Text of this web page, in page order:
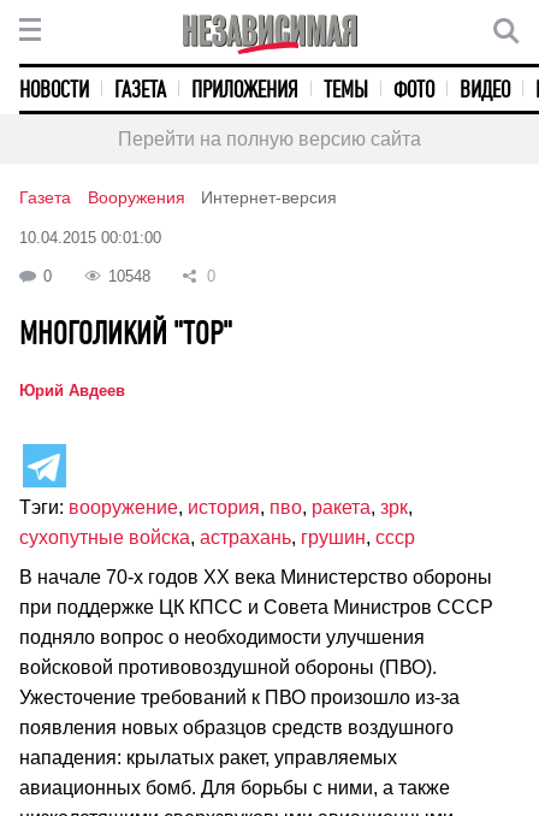
НОВОСТИ ГАЗЕТА ПРИЛОЖЕНИЯ ТЕМЫ ФОТО ВИДЕО
Перейти на полную версию сайта
Газета Вооружения Интернет-версия
10.04.2015 00:01:00
0 10548 0
МНОГОЛИКИЙ "ТОР"
Юрий Авдеев
Тэги: вооружение, история, пво, ракета, зрк,
сухопутные войска, астрахань, грушин, ссср
В начале 70-х годов ХХ века Министерство обороны
при поддержке ЦК КПСС и Совета Министров СССР
подняло вопрос о необходимости улучшения
войсковой противовоздушной обороны (ПВО).
Ужесточение требований к ПВО произошло из-за
появления новых образцов средств воздушного
нападения: крылатых ракет, управляемых
авиационных бомб. Для борьбы с ними, а также